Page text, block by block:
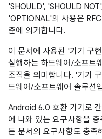
'SHOULD', 'SHOULD
'OPTIONAL'의 사용은
준에 의거합니다.
이 문서에 사용된 '기기 구
실행하는 하드웨어/소프트
조직을 의미합니다. '기기
드웨어/소프트웨어 솔루션
Android 6.0 호환 기기로
에 나와 있는 요구사항을
든 문서의 요구사항도 충족